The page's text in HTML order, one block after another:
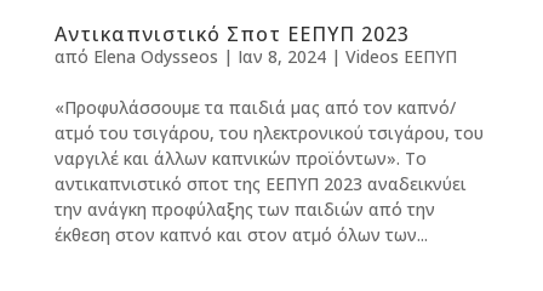
Αντικαπνιστικό Σποτ ΕΕΠΥΠ 2023
από Elena Odysseos | Ιαν 8, 2024| Videos ΕΕΠΥΠ
«Προφυλάσσουμε τα παιδιά μας από τον καπνό/
ατμό του τσιγάρου, του ηλεκτρονικού τσιγάρου, του
ναργιλέ και άλλων καπνικών προϊόντων». Το
αντικαπνιστικό σποτ της ΕΕΠΥΠ 2023 αναδεικνύει
την ανάγκη προφύλαξης των παιδιών από την
έκθεση στον καπνό και στον ατμό όλων των...